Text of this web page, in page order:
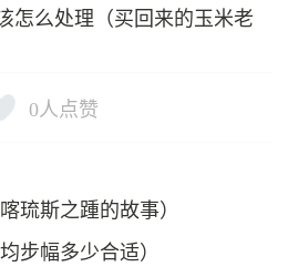
怎么处理（买回来的玉米老
0人点赞
琉斯之踵的故事）
步幅多少合适）